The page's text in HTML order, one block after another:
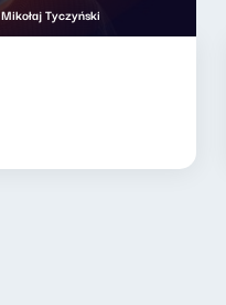
Mikołaj Tyczyński